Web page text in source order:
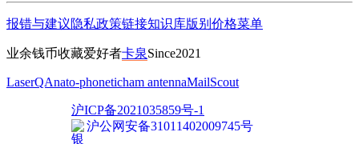
报错与建议隐私政策链接知识库版别 价格菜单
业余钱币收藏爱好者卡泉Since2021
LaserQAnato-phoneticham antennaMailScout
沪ICP备2021035859号-1
沪公网安备31011402009745号